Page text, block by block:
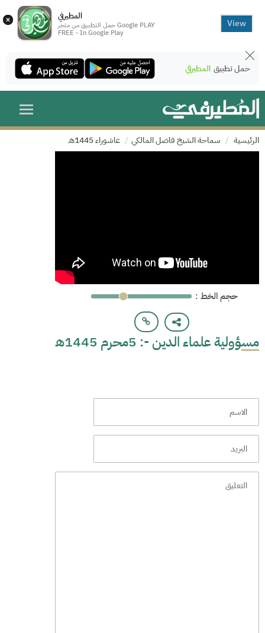
× المطيرفي
حمل التطبيق من متجر Google PLAY
FREE - In Google Play
View
حمل تطبيق المطيرفي
الرئيسية سماحة الشيخ فاضل المالكي عاشوراء 1445هـ
: حجم الخط
مسؤولية علماء الدين -: 5محرم 1445ھ